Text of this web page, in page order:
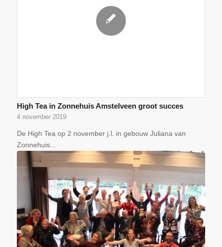
High Tea in Zonnehuis Amstelveen groot succes
4 november 2019
De High Tea op 2 november j.l. in gebouw Juliana van
Zonnehuis…